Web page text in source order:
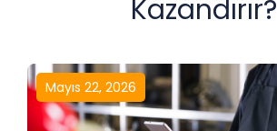
Kazandırır?
Mayıs 22, 2026